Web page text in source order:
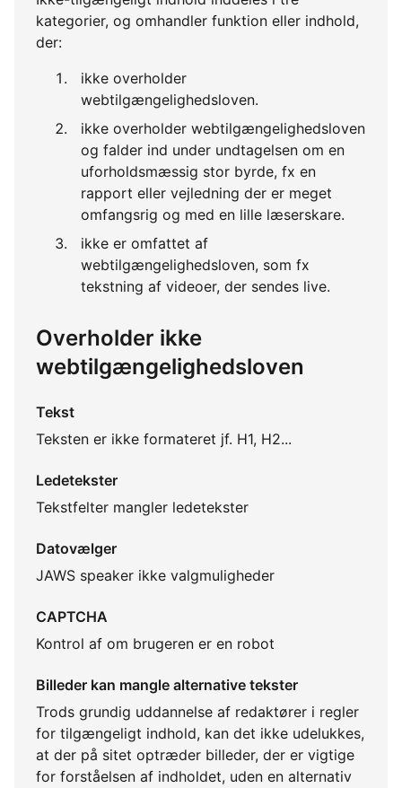
kategorier, og omhandler funktion eller indhold,
der:
ikke overholder
webtilgængelighedsloven.
ikke overholder webtilgængelighedsloven
og falder ind under undtagelsen om en
uforholdsmæssig stor byrde, fx en
rapport eller vejledning der er meget
omfangsrig og med en lille læserskare.
ikke er omfattet af
webtilgængelighedsloven, som fx
tekstning af videoer, der sendes live.
Overholder ikke
webtilgængelighedsloven
Tekst
Teksten er ikke formateret jf. H1, H2...
Ledetekster
Tekstfelter mangler ledetekster
Datovælger
JAWS speaker ikke valgmuligheder
CAPTCHA
Kontrol af om brugeren er en robot
Billeder kan mangle alternative tekster
Trods grundig uddannelse af redaktører i regler
for tilgængeligt indhold, kan det ikke udelukkes,
at der på sitet optræder billeder, der er vigtige
for forståelsen af indholdet, uden en alternativ